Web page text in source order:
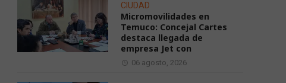
CIUDAD
Micromovilidades en
Temuco: Concejal Cartes
destaca llegada de
empresa Jet con
06 agosto, 2026